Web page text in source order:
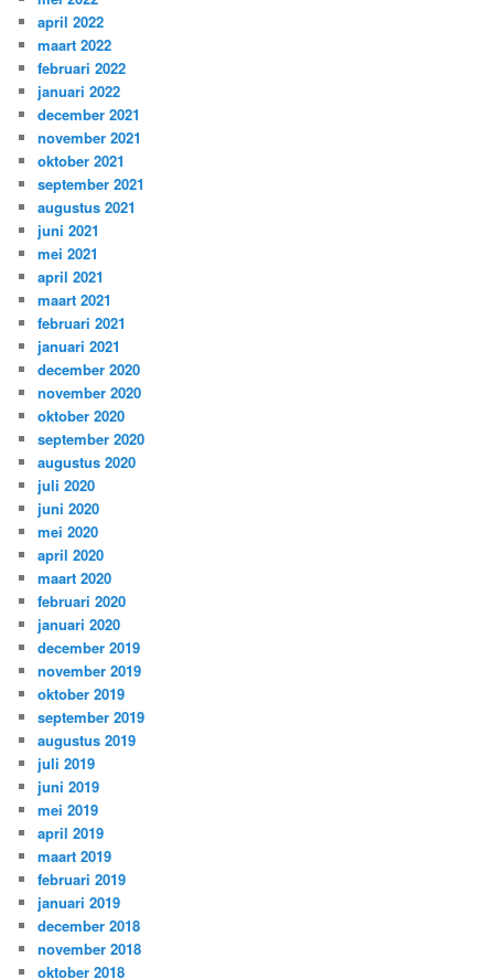
april 2022
maart 2022
februari 2022
januari 2022
december 2021
november 2021
oktober 2021
september 2021
augustus 2021
juni 2021
mei 2021
april 2021
maart 2021
februari 2021
januari 2021
december 2020
november 2020
oktober 2020
september 2020
augustus 2020
juli 2020
juni 2020
mei 2020
april 2020
maart 2020
februari 2020
januari 2020
december 2019
november 2019
oktober 2019
september 2019
augustus 2019
juli 2019
juni 2019
mei 2019
april 2019
maart 2019
februari 2019
januari 2019
december 2018
november 2018
oktober 2018